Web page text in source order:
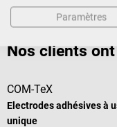
Prix TTC, hors frais de livraison
Ajouter au panier
Nos clients
COM-TeX
Electrodes adhésives à
unique
Paramètres